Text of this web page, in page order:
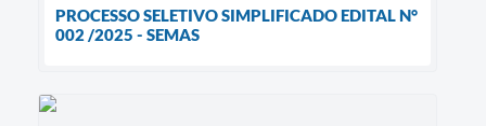
PROCESSO SELETIVO SIMPLIFICADO EDITAL N°
002 /2025 - SEMAS